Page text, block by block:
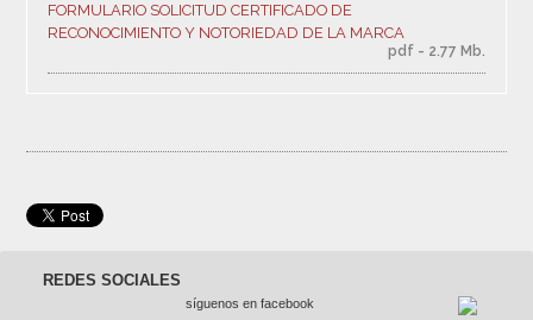
FORMULARIO SOLICITUD CERTIFICADO DE
RECONOCIMIENTO Y NOTORIEDAD DE LA MARCA
pdf - 2.77 Mb.
REDES SOCIALES
síguenos en facebook